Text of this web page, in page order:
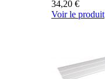
34,20 €
Voir le produit